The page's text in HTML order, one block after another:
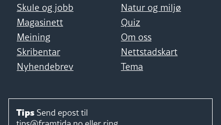
Skule og jobb
Natur og miljø
Magasinett
Quiz
Meining
Om oss
Skribentar
Nettstadskart
Nyhendebrev
Tema
Tips Send epost til